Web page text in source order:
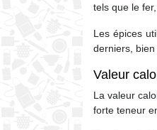
tels que le
Les épices
derniers,
Valeur
La valeur
forte teneur